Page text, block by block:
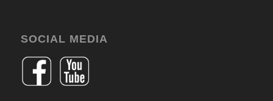
SOCIAL MEDIA